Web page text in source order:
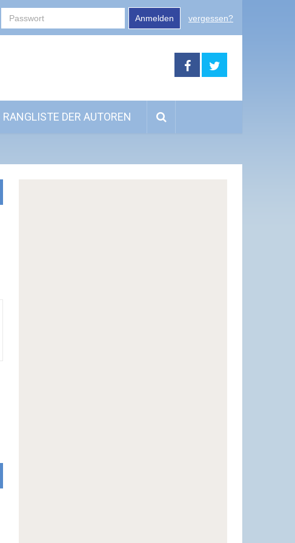
Anmelden vergessen?
RANGLISTE DER AUTOREN